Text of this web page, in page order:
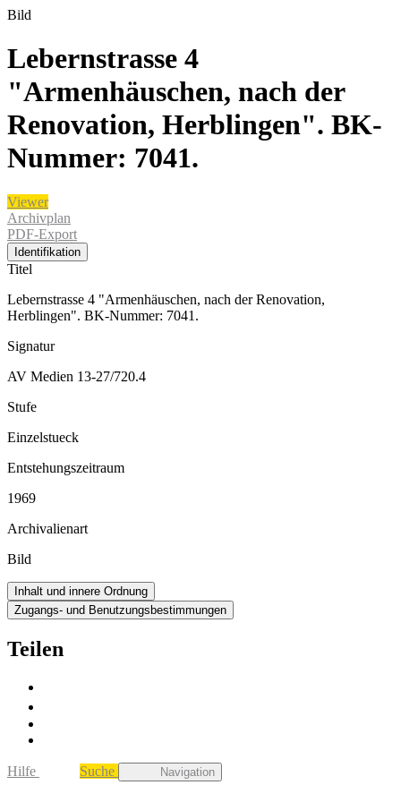
Bild
Lebernstrasse 4
"Armenhäuschen, nach der
Renovation, Herblingen". BK-
Nummer: 7041.
Viewer
Archivplan
PDF-Export
Identifikation
Titel
Lebernstrasse 4 "Armenhäuschen, nach der Renovation,
Herblingen". BK-Nummer: 7041.
Signatur
AV Medien 13-27/720.4
Stufe
Einzelstueck
Entstehungszeitraum
1969
Archivalienart
Bild
Inhalt und innere Ordnung
Zugangs- und Benutzungsbestimmungen
Teilen
Hilfe Suche Navigation